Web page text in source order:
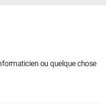
ou quelque chose